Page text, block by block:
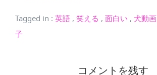
Tagged in : 英語 , 笑える , 面白い , 犬動画
子
コメントを残す